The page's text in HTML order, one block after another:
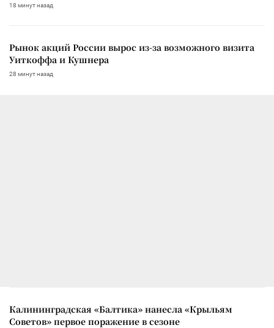
18 минут назад
Рынок акций России вырос из-за возможного визита
Уиткоффа и Кушнера
28 минут назад
Калининградская «Балтика» нанесла «Крыльям
Советов» первое поражение в сезоне